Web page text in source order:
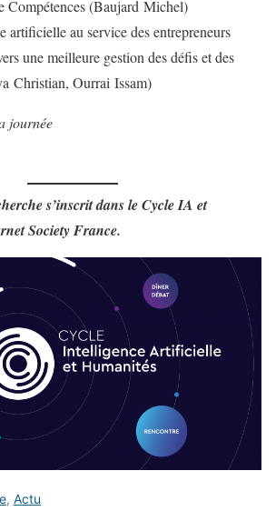
Compétences (Baujard Michel)
au service des entrepreneurs
une meilleure gestion des défis et des
Christian, Ourrai Issam)
journée
s’inscrit dans le Cycle IA et
Society France.
, Actu